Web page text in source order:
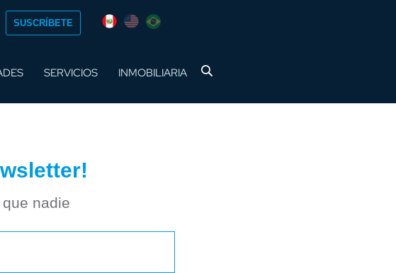
SUSCRÍBETE
SERVICIOS INMOBILIARIA
nadie